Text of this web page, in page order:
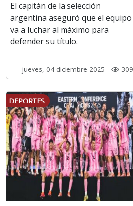
El capitán de la selección
argentina aseguró que el equipo
va a luchar al máximo para
defender su título.
jueves, 04 diciembre 2025 - 309
DEPORTES